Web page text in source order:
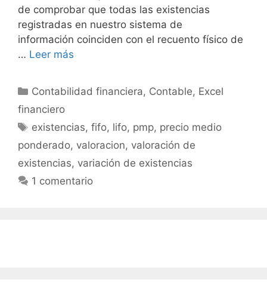
de comprobar que todas las existencias
registradas en nuestro sistema de
información coinciden con el recuento físico de
… Leer más
Categorías
Contabilidad financiera, Contable, Excel
financiero
Etiquetas
existencias,fifo, lifo, pmp, precio medio
ponderado, valoracion, valoración de
existencias, variación de existencias
1 comentario